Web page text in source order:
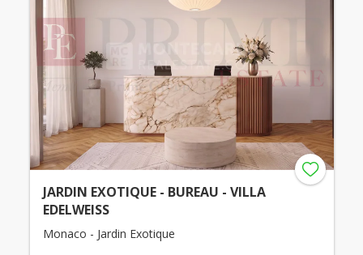
JARDIN EXOTIQUE - BUREAU - VILLA
EDELWEISS
Monaco - Jardin Exotique